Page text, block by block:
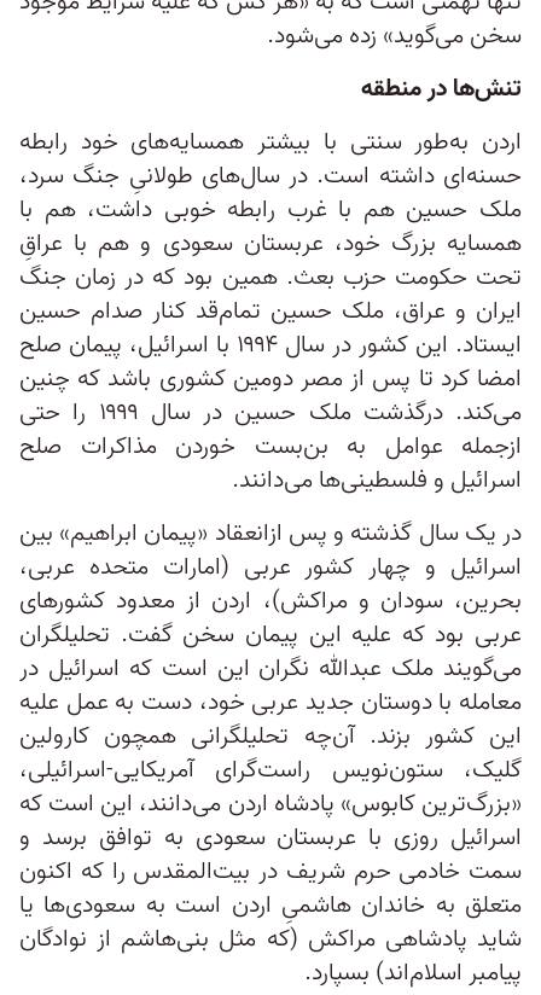
سخن می‌گوید» زده می‌شود.
تنش‌ها در منطقه
اردن به‌طور سنتی با بیشتر همسایه‌های خود رابطه
حسنه‌ای داشته است. در سال‌های طولانیِ‌ جنگ سرد،
ملک حسین هم با غرب رابطه خوبی داشت، هم با
همسایه بزرگ خود، عربستان سعودی و هم با عراقِ
تحت حکومت حزب بعث. همین بود که در زمان جنگ
ایران و عراق، ملک حسین تمام‌قد کنار صدام حسین
ایستاد. این کشور در سال ۱۹۹۴ با اسرائيل، پیمان صلح
امضا کرد تا پس از مصر دومین کشوری باشد که چنین
می‌کند. درگذشت ملک حسین در سال ۱۹۹۹ را حتی
ازجمله عوامل به بن‌بست خوردن مذاکرات صلح
اسرائیل و فلسطینی‌ها می‌دانند.
در یک سال گذشته و پس ازانعقاد «پیمان ابراهیم» بین
اسرائیل و چهار کشور عربی (امارات متحده عربی،
بحرین، سودان و مراکش)، اردن از معدود کشورهای
عربی بود که علیه این پیمان سخن گفت. تحلیلگران
می‌گویند ملک عبدالله نگران این است که اسرائیل در
معامله با دوستان جدید عربی خود، دست به عمل علیه
این کشور بزند. آن‌چه تحلیلگرانی همچون کارولین
گلیک، ستون‌نویس راست‌گرای آمریکایی-اسرائیلی،
«بزرگ‌ترین کابوس» پادشاه اردن می‌دانند، این است که
اسرائیل روزی با عربستان سعودی به توافق برسد و
سمت خادمی حرم شریف در بیت‌المقدس را که اکنون
متعلق به خاندان هاشمیِ اردن است به سعودی‌ها یا
شاید پادشاهی مراکش (که مثل بنی‌هاشم از نوادگان
پیامبر اسلام‌اند) بسپارد.